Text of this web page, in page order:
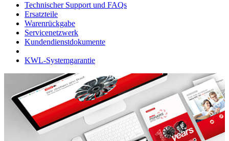
Technischer Support und FAQs
Ersatzteile
Warenrückgabe
Servicenetzwerk
Kundendienstdokumente
KWL-Systemgarantie